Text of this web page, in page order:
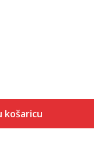
košaricu